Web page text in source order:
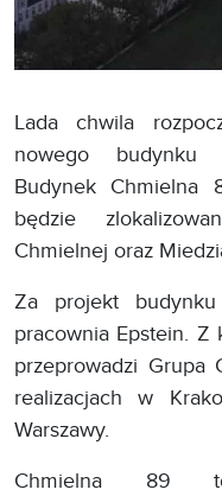
Lada chwila
nowego budynku
Budynek Chmielna
będzie
Chmielnej oraz
Za projekt
pracownia Epstein.
przeprowadzi Grupa
realizacjach w
Warszawy.
Chmielna 89